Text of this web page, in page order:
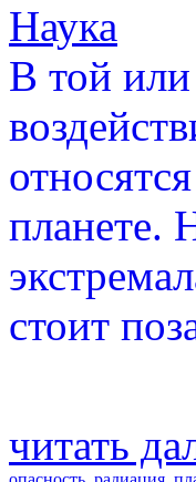
Наука
В той
планете.
стоит
читать